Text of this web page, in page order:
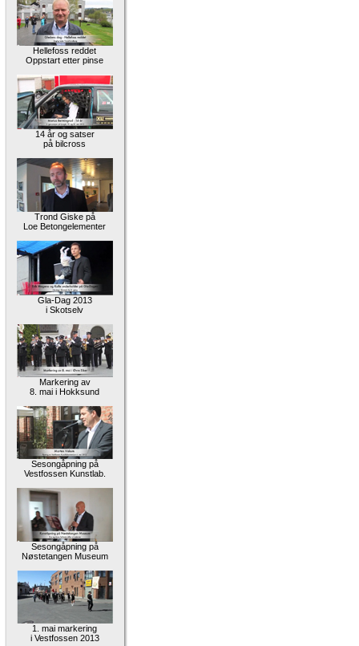
Hellefoss reddet
Oppstart etter pinse
14 år og satser
på bilcross
Trond Giske på
Loe Betongelementer
Gla-Dag 2013
i Skotselv
Markering av
8. mai i Hokksund
Sesongåpning på
Vestfossen Kunstlab.
Sesongåpning på
Nøstetangen Museum
1. mai markering
i Vestfossen 2013